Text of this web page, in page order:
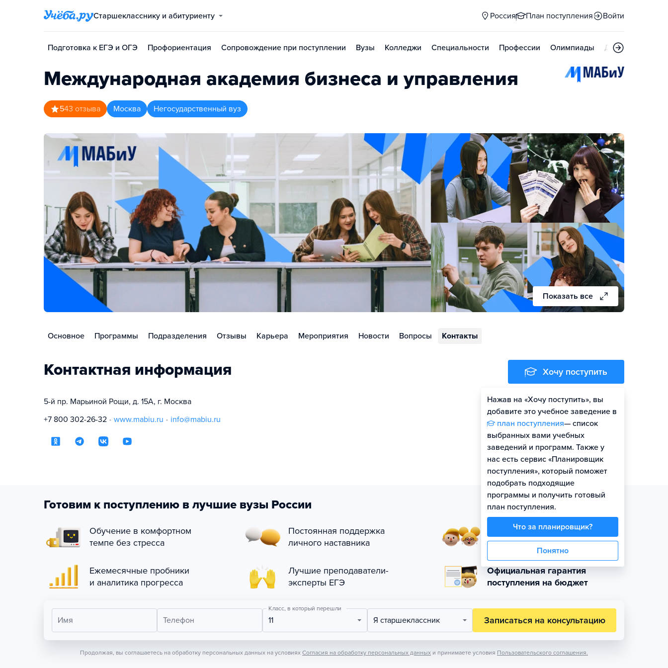
Старшекласснику и абитуриенту Россия План поступления Войти
Подготовка к ЕГЭ и ОГЭ Профориентация Сопровождение при поступлении Вузы Колледжи Специальности Профессии Олимпиады Дни открытых
Международная академия бизнеса и управления
543 отзыва Москва Негосударственный вуз
Показать все
Основное Программы Подразделения Отзывы Карьера Мероприятия Новости Вопросы Контакты
Контактная информация
5-й пр. Марьиной Рощи, д. 15А, г. Москва
+7 800 302-26-32
www.mabiu.ru info@mabiu.ru
Хочу поступить
Нажав на «Хочу поступить», вы
добавите это учебное заведение в
план поступления— список
выбранных вами учебных
заведений и программ. Также у
нас есть сервис «Планировщик
поступления», который поможет
подобрать подходящие
программы и получить готовый
план поступления.
Что за планировщик?
Понятно
Готовим к поступлению в лучшие вузы России
Обучение в комфортном
темпе без стресса
Постоянная поддержка
личного наставника
Занятия в небольших
группах по уровню
Ежемесячные пробники
и аналитика прогресса
Лучшие преподаватели-
эксперты ЕГЭ
Официальная гарантия
поступления на бюджет
Имя Телефон
Класс, в который перешли
11 Я старшеклассник Записаться на консультацию
Продолжая, вы соглашаетесь на обработку персональных данных на условиях Согласия на обработку персональных данных и принимаете условия Пользовательского соглашения.